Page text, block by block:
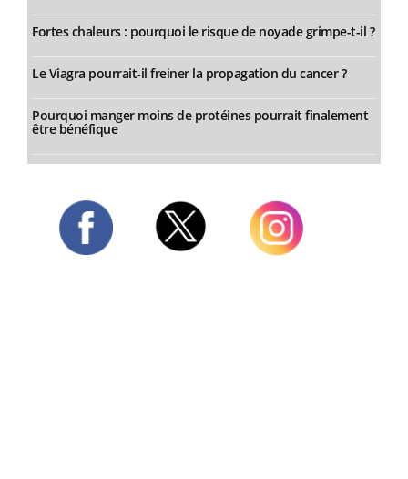
Fortes chaleurs : pourquoi le risque de noyade grimpe-t-il ?
Le Viagra pourrait-il freiner la propagation du cancer ?
Pourquoi manger moins de protéines pourrait finalement
être bénéfique